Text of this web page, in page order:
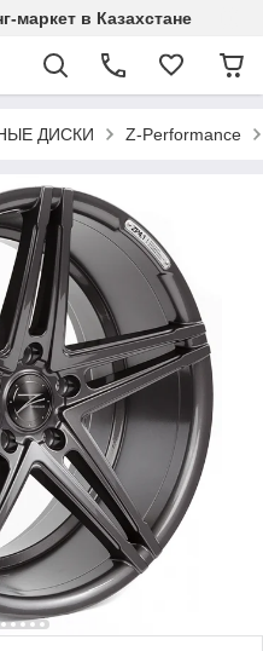
маркет в Казахстане
ДИСКИ Z-Performance